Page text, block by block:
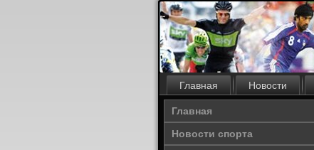
Главная Новости
Главная
Новости спорта